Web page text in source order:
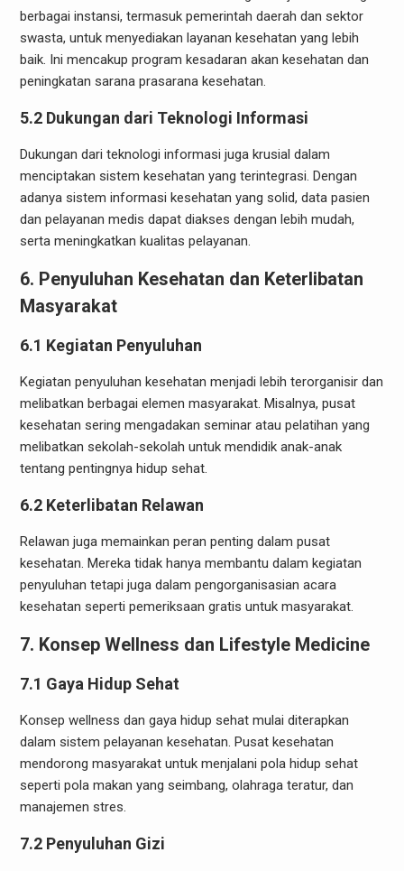
berbagai instansi, termasuk pemerintah daerah dan sektor
swasta, untuk menyediakan layanan kesehatan yang lebih
baik. Ini mencakup program kesadaran akan kesehatan dan
peningkatan sarana prasarana kesehatan.
5.2 Dukungan dari Teknologi Informasi
Dukungan dari teknologi informasi juga krusial dalam
menciptakan sistem kesehatan yang terintegrasi. Dengan
adanya sistem informasi kesehatan yang solid, data pasien
dan pelayanan medis dapat diakses dengan lebih mudah,
serta meningkatkan kualitas pelayanan.
6. Penyuluhan Kesehatan dan Keterlibatan
Masyarakat
6.1 Kegiatan Penyuluhan
Kegiatan penyuluhan kesehatan menjadi lebih terorganisir dan
melibatkan berbagai elemen masyarakat. Misalnya, pusat
kesehatan sering mengadakan seminar atau pelatihan yang
melibatkan sekolah-sekolah untuk mendidik anak-anak
tentang pentingnya hidup sehat.
6.2 Keterlibatan Relawan
Relawan juga memainkan peran penting dalam pusat
kesehatan. Mereka tidak hanya membantu dalam kegiatan
penyuluhan tetapi juga dalam pengorganisasian acara
kesehatan seperti pemeriksaan gratis untuk masyarakat.
7. Konsep Wellness dan Lifestyle Medicine
7.1 Gaya Hidup Sehat
Konsep wellness dan gaya hidup sehat mulai diterapkan
dalam sistem pelayanan kesehatan. Pusat kesehatan
mendorong masyarakat untuk menjalani pola hidup sehat
seperti pola makan yang seimbang, olahraga teratur, dan
manajemen stres.
7.2 Penyuluhan Gizi